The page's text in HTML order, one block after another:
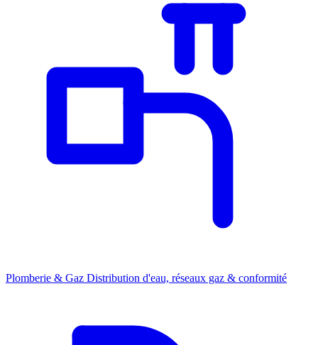
Plomberie & Gaz Distribution d'eau, réseaux gaz & conformité